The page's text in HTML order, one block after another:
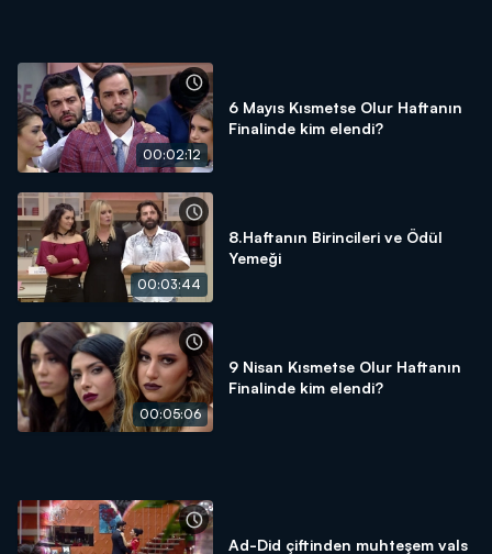
00:02:12
6 Mayıs Kısmetse Olur Haftanın
Finalinde kim elendi?
00:03:44
8.Haftanın Birincileri ve Ödül
Yemeği
00:05:06
9 Nisan Kısmetse Olur Haftanın
Finalinde kim elendi?
Ad-Did çiftinden muhteşem vals